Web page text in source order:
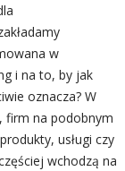
w
i na to, by jak
oznacza? W
firm na podobnym
usługi czy
wchodzą na